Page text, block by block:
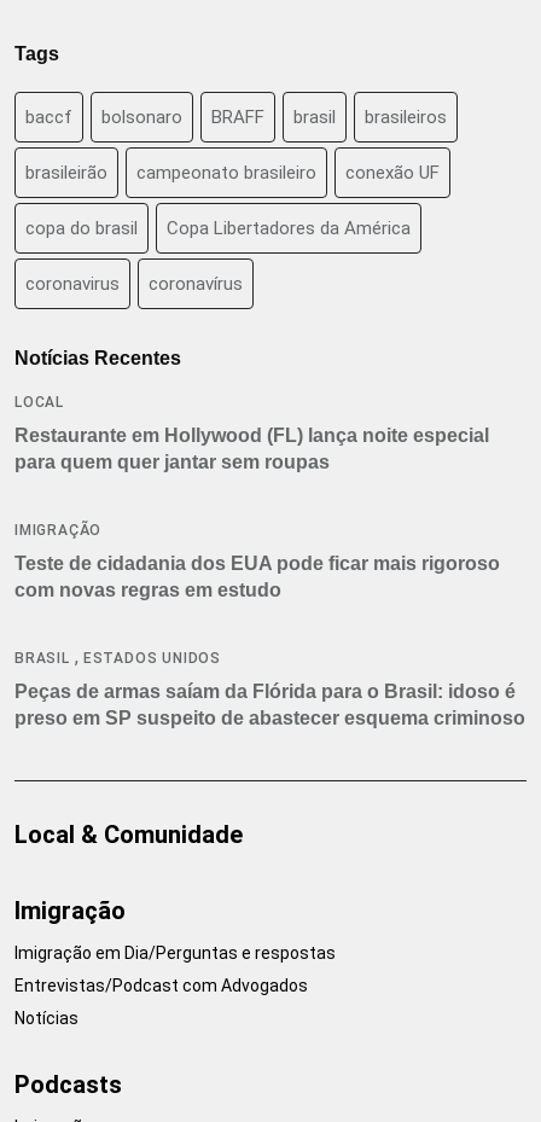
Tags
baccf bolsonaro BRAFF brasil brasileiros
brasileirão campeonato brasileiro conexão UF
copa do brasil Copa Libertadores da América
coronavirus coronavírus
Notícias Recentes
LOCAL
Restaurante em Hollywood (FL) lança noite especial
para quem quer jantar sem roupas
IMIGRAÇÃO
Teste de cidadania dos EUA pode ficar mais rigoroso
com novas regras em estudo
BRASIL , ESTADOS UNIDOS
Peças de armas saíam da Flórida para o Brasil: idoso é
preso em SP suspeito de abastecer esquema criminoso
Local & Comunidade
Imigração
Imigração em Dia/Perguntas e respostas
Entrevistas/Podcast com Advogados
Notícias
Podcasts